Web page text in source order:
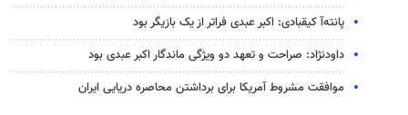
پانته‌آ کیقبادی: اکبر عبدی فراتر از یک بازیگر بود
داودنژاد: صراحت و تعهد دو ویژگی ماندگار اکبر عبدی بود
موافقت مشروط آمریکا برای برداشتن محاصره دریایی ایران